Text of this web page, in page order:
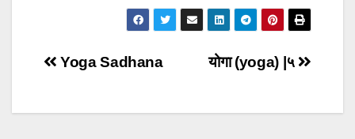
Post
योगा (yoga) |५
Yoga Sadhana